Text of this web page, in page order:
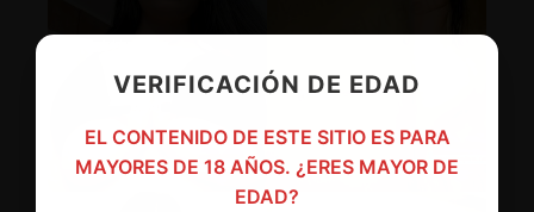
VERIFICACIÓN DE EDAD
EL CONTENIDO DE ESTE SITIO ES PARA
MAYORES DE 18 AÑOS. ¿ERES MAYOR DE
EDAD?